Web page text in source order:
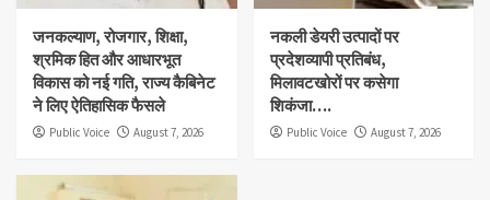
जनकल्याण, रोजगार, शिक्षा,
श्रमिक हित और आधारभूत
विकास को नई गति, राज्य कैबिनेट
ने लिए ऐतिहासिक फैसले
Public Voice August 7, 2026
नकली डेयरी उत्पादों पर
प्रदेशव्यापी प्रतिबंध,
मिलावटखोरों पर कसेगा
शिकंजा….
Public Voice August 7, 2026